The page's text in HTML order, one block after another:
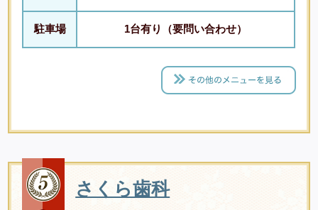
駐車場 1台有り（要問い合わせ）
さくら歯科